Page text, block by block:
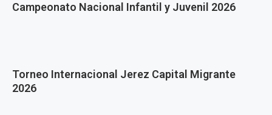
Campeonato Nacional Infantil y Juvenil 2026
Torneo Internacional Jerez Capital Migrante
2026